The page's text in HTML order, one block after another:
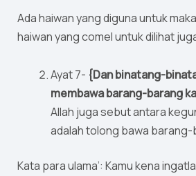
Ada haiwan yang diguna untuk
haiwan yang comel untuk dilihat
Ayat 7- {Dan binatang-
membawa barang-barang
Allah juga sebut antara
adalah tolong bawa barang-
Kata para ulama’: Kamu kena